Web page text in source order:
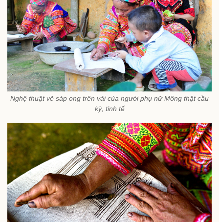
Nghệ thuật vẽ sáp ong trên vải của người phụ nữ Mông thật cầu
kỳ, tinh tế